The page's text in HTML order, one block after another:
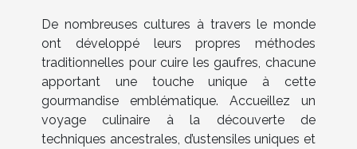
De nombreuses cultures à travers le monde
ont développé leurs propres méthodes
traditionnelles pour cuire les gaufres, chacune
apportant une touche unique à cette
gourmandise emblématique. Accueillez un
voyage culinaire à la découverte de
techniques ancestrales, d’ustensiles uniques et